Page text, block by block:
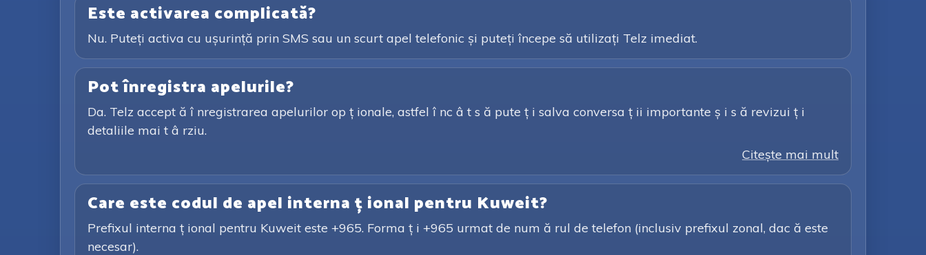
Este activarea complicată?
Nu. Puteți activa cu ușurință prin SMS sau un scurt apel telefonic și puteți începe să utilizați Telz imediat.
Pot înregistra apelurile?
Da. Telz accept ă î nregistrarea apelurilor op ț ionale, astfel î nc â t s ă pute ț i salva conversa ț ii importante ș i s ă revizui ț i
detaliile mai t â rziu.
Citeşte mai mult
Care este codul de apel interna ț ional pentru Kuweit?
Prefixul interna ț ional pentru Kuweit este +965. Forma ț i +965 urmat de num ă rul de telefon (inclusiv prefixul zonal, dac ă este
necesar).